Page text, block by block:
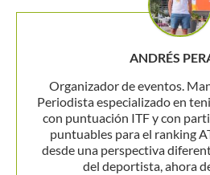
ANDRÉS
Organizador de eventos.
Periodista especializado en
con puntuación ITF y con
puntuables para el ranking
desde una perspectiva
del deportista, ahora